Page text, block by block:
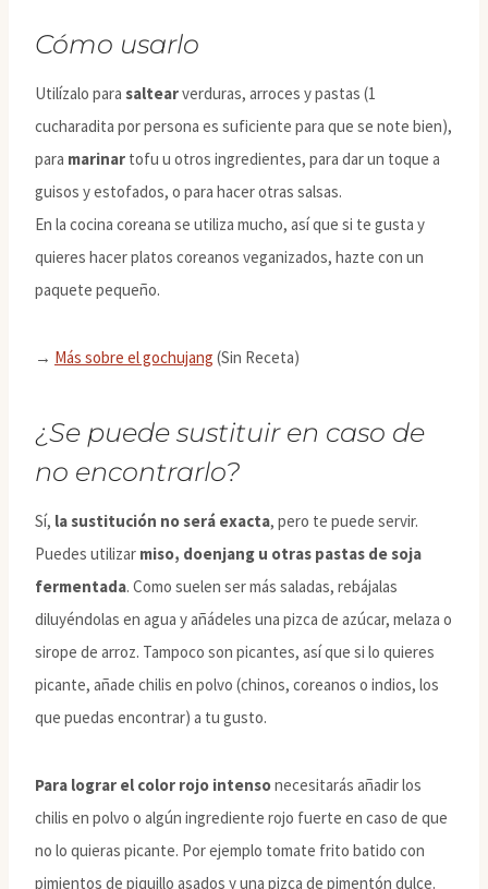
Cómo usarlo
Utilízalo para saltearverduras, arroces y pastas (1
cucharadita por persona es suficiente para que se note bien),
para marinar tofu u otros ingredientes, para dar un toque a
guisos y estofados, o para hacer otras salsas.
En la cocina coreana se utiliza mucho, así que si te gusta y
quieres hacer platos coreanos veganizados, hazte con un
paquete pequeño.
→ Más sobre el gochujang (Sin Receta)
¿Se puede sustituir en caso de
no encontrarlo?
Sí, la sustitución no será exacta, pero te puede servir.
Puedes utilizar miso, doenjang u otras pastas de soja
fermentada. Como suelen ser más saladas, rebájalas
diluyéndolas en agua y añádeles una pizca de azúcar, melaza o
sirope de arroz. Tampoco son picantes, así que si lo quieres
picante, añade chilis en polvo (chinos, coreanos o indios, los
que puedas encontrar) a tu gusto.
Para lograr el color rojo intensonecesitarás añadir los
chilis en polvo o algún ingrediente rojo fuerte en caso de que
no lo quieras picante. Por ejemplo tomate frito batido con
pimientos de piquillo asados y una pizca de pimentón dulce.